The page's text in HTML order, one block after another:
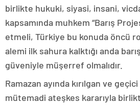
birlikte hukuki, siyasi, insani,
kapsamında muhkem “Barış
etmeli, Türkiye bu konuda öncü
alemi ilk sahura kalktığı anda
güveniyle müşerref olmalıdır.
Ramazan ayında kırılgan ve
mütemadi ateşkes kararıyla